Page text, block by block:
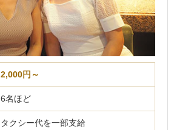
2,000円～
6名ほど
タクシー代を一部支給